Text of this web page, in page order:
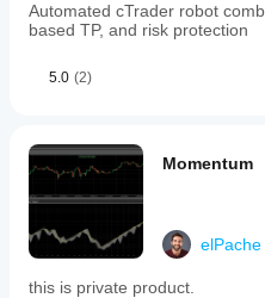
Automated cTrader robot
based TP, and risk protection
5.0 (2)
Momentum
elPache
this is private product.